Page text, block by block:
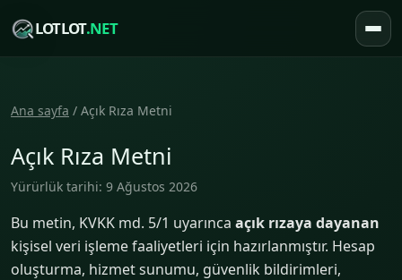
LOTLOT.NET
Ana sayfa / Açık Rıza Metni
Açık Rıza Metni
Yürürlük tarihi: 9 Ağustos 2026
Bu metin, KVKK md. 5/1 uyarınca açık rızaya dayanan
kişisel veri işleme faaliyetleri için hazırlanmıştır. Hesap
oluşturma, hizmet sunumu, güvenlik bildirimleri,